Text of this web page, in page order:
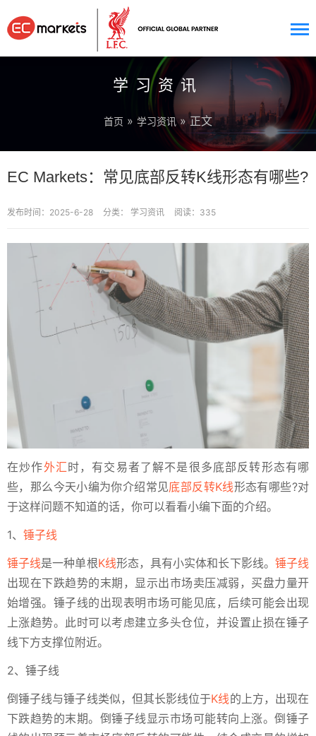
学习资讯
首页 » 学习资讯» 正文
EC Markets：常见底部反转K线形态有哪些?
发布时间：2025-6-28 分类： 学习资讯 阅读：335
在炒作外汇时，有交易者了解不是很多底部反转形态有哪
些，那么今天小编为你介绍常见底部反转K线形态有哪些?对
于这样问题不知道的话，你可以看看小编下面的介绍。
1、 锤子线
锤子线是一种单根K线形态，具有小实体和长下影线。 锤子线
出现在下跌趋势的末期，显示出市场卖压减弱，买盘力量开
始增强。锤子线的出现表明市场可能见底，后续可能会出现
上涨趋势。此时可以考虑建立多头仓位，并设置止损在锤子
线下方支撑位附近。
2、锤子线
倒锤子线与锤子线类似，但其长影线位于K线的上方，出现在
下跌趋势的末期。倒锤子线显示市场可能转向上涨。倒锤子